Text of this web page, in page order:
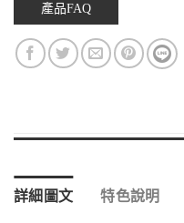
產品FAQ
詳細圖文 特色說明